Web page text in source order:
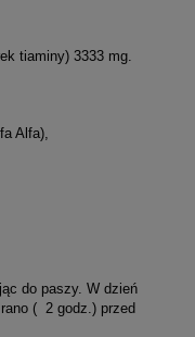
tiaminy) 3333 mg.
Alfa),
do paszy. W dzień
( 2 godz.) przed